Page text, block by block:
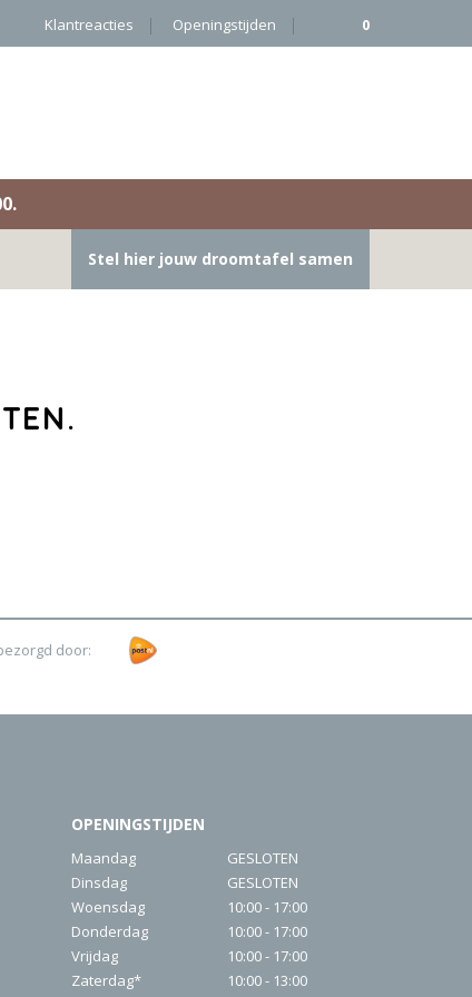
Klantreacties Openingstijden 0
Stel hier jouw droomtafel samen
door:
OPENINGSTIJDEN
Maandag
GESLOTEN
Dinsdag
GESLOTEN
Woensdag
10:00 - 17:00
Donderdag
10:00 - 17:00
Vrijdag
10:00 - 17:00
Zaterdag*
10:00 - 13:00